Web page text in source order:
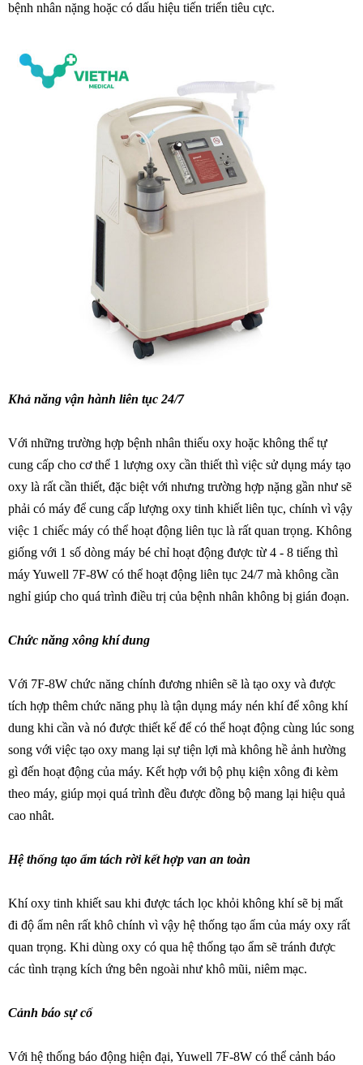
bệnh nhân nặng hoặc có dấu hiệu tiến triển tiêu cực.
Khả năng vận hành liên tục 24/7
Với những trường hợp bệnh nhân thiếu oxy hoặc không thể tự
cung cấp cho cơ thể 1 lượng oxy cần thiết thì việc sử dụng máy tạo
oxy là rất cần thiết, đặc biệt với nhưng trường hợp nặng gần như sẽ
phải có máy để cung cấp lượng oxy tinh khiết liên tục, chính vì vậy
việc 1 chiếc máy có thể hoạt động liên tục là rất quan trọng. Không
giống với 1 số dòng máy bé chỉ hoạt động được từ 4 - 8 tiếng thì
máy Yuwell 7F-8W có thể hoạt động liên tục 24/7 mà không cần
nghỉ giúp cho quá trình điều trị của bệnh nhân không bị gián đoạn.
Chức năng xông khí dung
Với 7F-8W chức năng chính đương nhiên sẽ là tạo oxy và được
tích hợp thêm chức năng phụ là tận dụng máy nén khí để xông khí
dung khi cần và nó được thiết kế để có thể hoạt động cùng lúc song
song với việc tạo oxy mang lại sự tiện lợi mà không hề ảnh hường
gì đến hoạt động của máy. Kết hợp với bộ phụ kiện xông đi kèm
theo máy, giúp mọi quá trình đều được đồng bộ mang lại hiệu quả
cao nhât.
Hệ thống tạo ẩm tách rời kết hợp van an toàn
Khí oxy tinh khiết sau khi được tách lọc khỏi không khí sẽ bị mất
đi độ ẩm nên rất khô chính vì vậy hệ thống tạo ẩm của máy oxy rất
quan trọng. Khi dùng oxy có qua hệ thống tạo ẩm sẽ tránh được
các tình trạng kích ứng bên ngoài như khô mũi, niêm mạc.
Cảnh báo sự cố
Với hệ thống báo động hiện đại, Yuwell 7F-8W có thể cảnh báo